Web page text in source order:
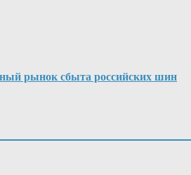
рынок сбыта российских шин